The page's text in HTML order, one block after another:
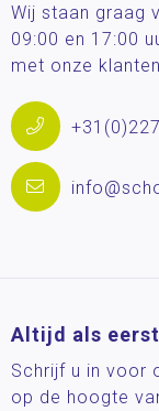
Wij staan graag
09:00 en 17:00
met onze
Altijd als
Schrijf u in voor
op de hoogte